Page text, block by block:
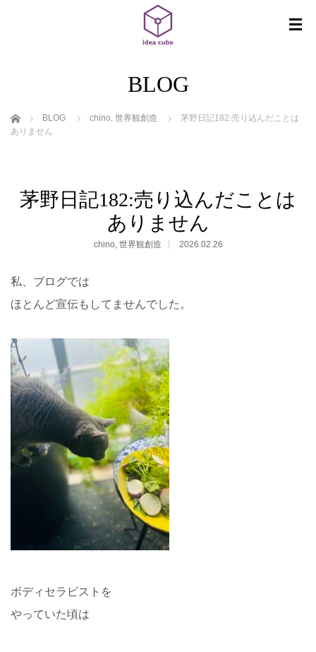
BLOG
ホーム BLOG chino, 世界観創造
茅野日記182:売り込んだことは
ありません
茅野日記182:売り込んだことは
ありません
chino, 世界観創造 2026.02.26
私、ブログでは
ほとんど宣伝もしてませんでした。
ボディセラピストを
やっていた頃は